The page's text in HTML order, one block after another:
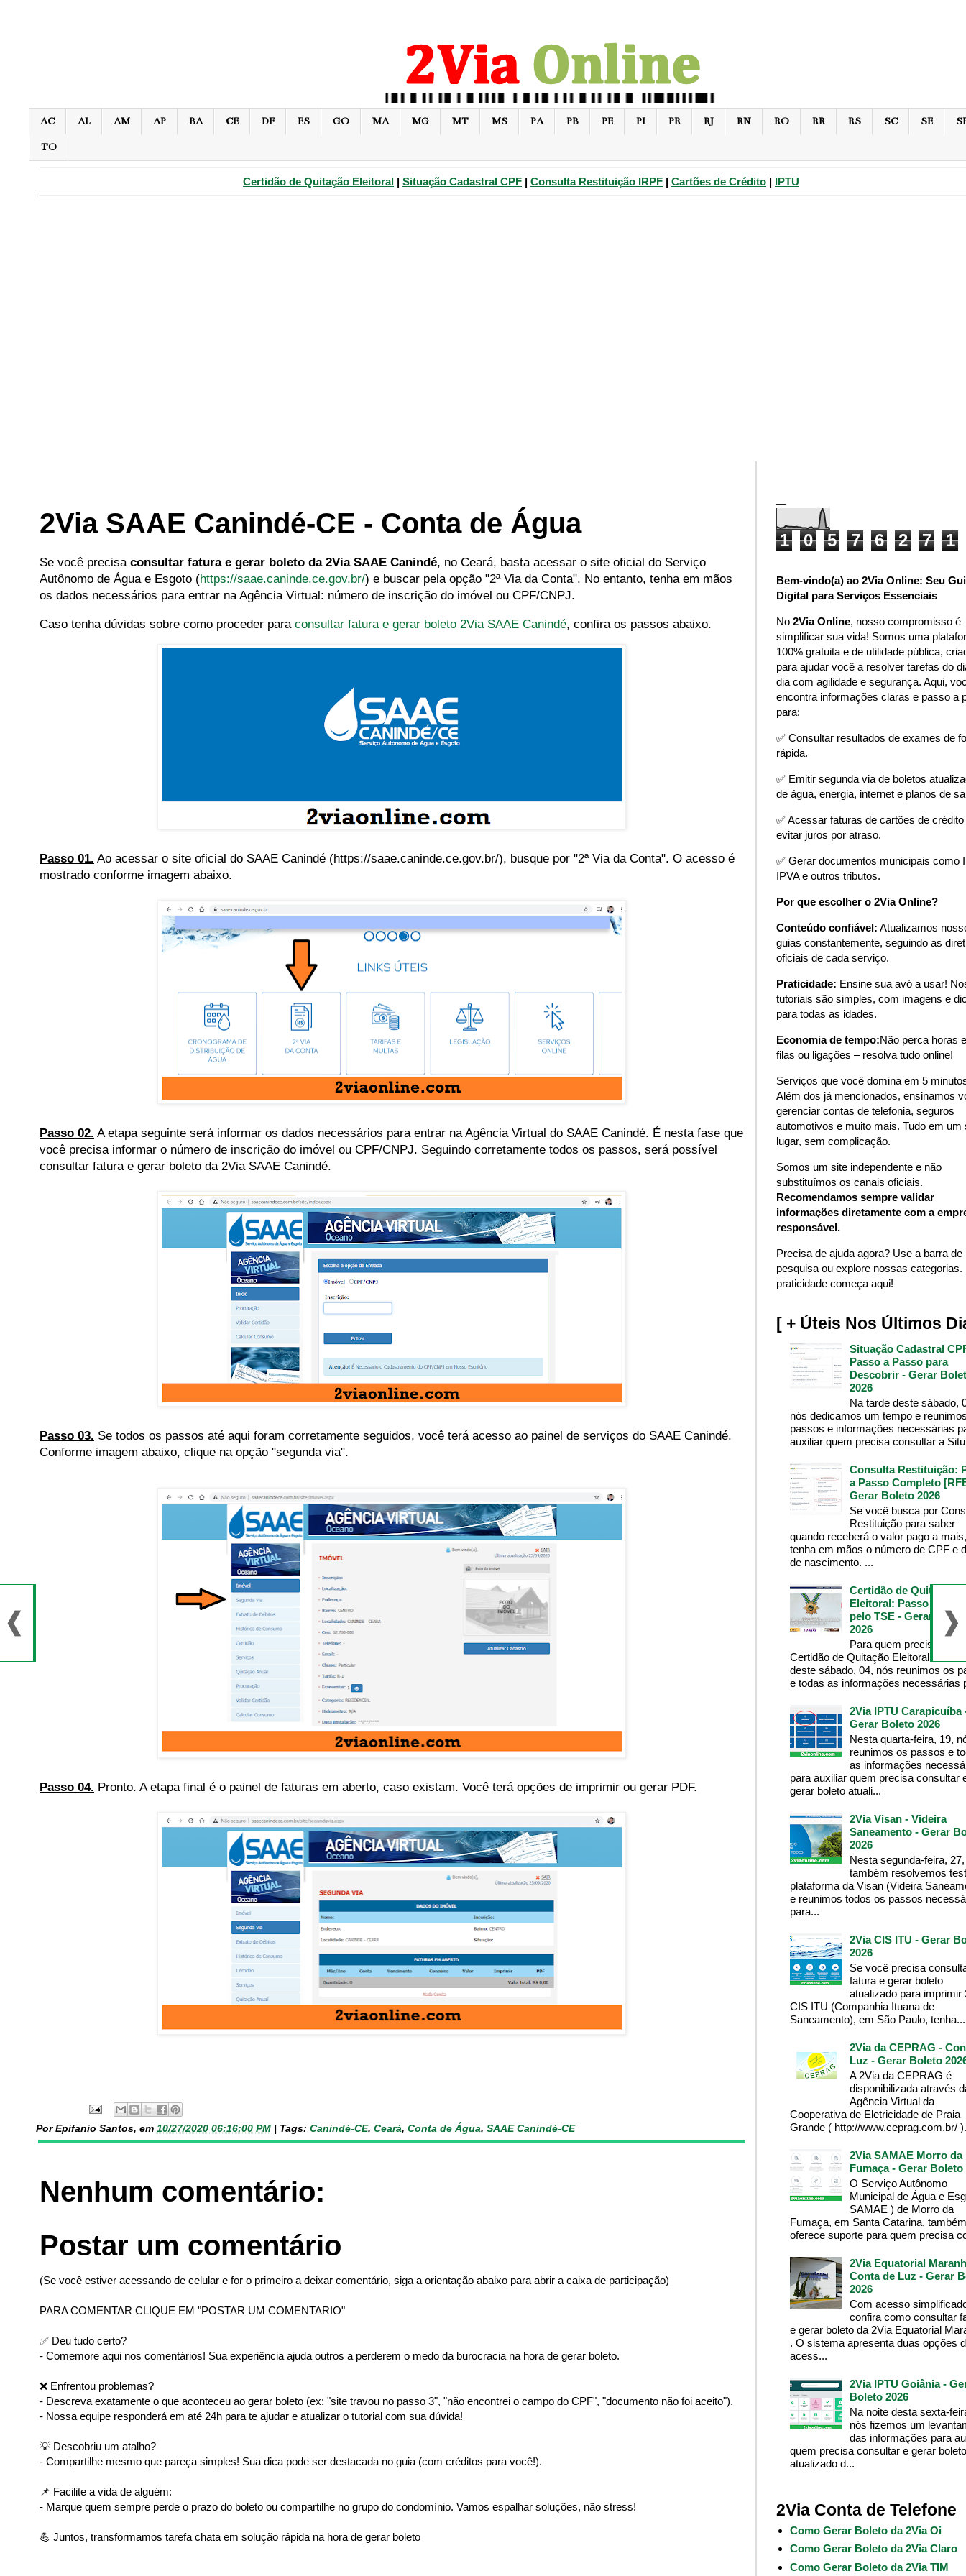
AC AL AM AP BA CE DF ES GO MA MG MT MS PA PB PE PI PR RJ RN RO RR RS SC SE
TO
Certidão de Quitação Eleitoral | Situação Cadastral CPF | Consulta Restituição IRPF | Cartões de Crédito | IPTU
2Via SAAE Canindé-CE - Conta de Água
Se você precisa consultar fatura e gerar boleto da 2Via SAAE Canindé, no Ceará, basta acessar o site oficial do Serviço
Autônomo de Água e Esgoto (https://saae.caninde.ce.gov.br/) e buscar pela opção "2ª Via da Conta". No entanto, tenha em mãos
os dados necessários para entrar na Agência Virtual: número de inscrição do imóvel ou CPF/CNPJ.
Caso tenha dúvidas sobre como proceder para consultar fatura e gerar boleto 2Via SAAE Canindé, confira os passos abaixo.
Passo 01. Ao acessar o site oficial do SAAE Canindé (https://saae.caninde.ce.gov.br/), busque por "2ª Via da Conta". O acesso é
mostrado conforme imagem abaixo.
Passo 02. A etapa seguinte será informar os dados necessários para entrar na Agência Virtual do SAAE Canindé. É nesta fase que
você precisa informar o número de inscrição do imóvel ou CPF/CNPJ. Seguindo corretamente todos os passos, será possível
consultar fatura e gerar boleto da 2Via SAAE Canindé.
Passo 03. Se todos os passos até aqui foram corretamente seguidos, você terá acesso ao painel de serviços do SAAE Canindé.
Conforme imagem abaixo, clique na opção "segunda via".
Passo 04. Pronto. A etapa final é o painel de faturas em aberto, caso existam. Você terá opções de imprimir ou gerar PDF.
Por Epifanio Santos, em 10/27/2020 06:16:00 PM | Tags: Canindé-CE, Ceará, Conta de Água, SAAE Canindé-CE
Nenhum comentário:
Postar um comentário
(Se você estiver acessando de celular e for o primeiro a deixar comentário, siga a orientação abaixo para abrir a caixa de participação)
PARA COMENTAR CLIQUE EM "POSTAR UM COMENTARIO"
✅ Deu tudo certo?
- Comemore aqui nos comentários! Sua experiência ajuda outros a perderem o medo da burocracia na hora de gerar boleto.
❌ Enfrentou problemas?
- Descreva exatamente o que aconteceu ao gerar boleto (ex: "site travou no passo 3", "não encontrei o campo do CPF", "documento não foi aceito").
- Nossa equipe responderá em até 24h para te ajudar e atualizar o tutorial com sua dúvida!
💡 Descobriu um atalho?
- Compartilhe mesmo que pareça simples! Sua dica pode ser destacada no guia (com créditos para você!).
📌 Facilite a vida de alguém:
- Marque quem sempre perde o prazo do boleto ou compartilhe no grupo do condomínio. Vamos espalhar soluções, não stress!
💪 Juntos, transformamos tarefa chata em solução rápida na hora de gerar boleto
1 0 5 7 6 2 7 1
Bem-vindo(a) ao 2Via Online: Seu
Digital para Serviços Essenciais
No 2Via Online, nosso compromisso é
simplificar sua vida! Somos uma
100% gratuita e de utilidade pública,
para ajudar você a resolver tarefas do
dia com agilidade e segurança. Aqui,
encontra informações claras e passo a
para:
✅ Consultar resultados de exames de
rápida.
✅ Emitir segunda via de boletos
de água, energia, internet e planos de
✅ Acessar faturas de cartões de crédito
evitar juros por atraso.
✅ Gerar documentos municipais como
IPVA e outros tributos.
Por que escolher o 2Via Online?
Conteúdo confiável: Atualizamos
guias constantemente, seguindo as
oficiais de cada serviço.
Praticidade: Ensine sua avó a usar!
tutoriais são simples, com imagens e
para todas as idades.
Economia de tempo:Não perca horas
filas ou ligações – resolva tudo online!
Serviços que você domina em 5
Além dos já mencionados, ensinamos
gerenciar contas de telefonia, seguros
automotivos e muito mais. Tudo em um
lugar, sem complicação.
Somos um site independente e não
substituímos os canais oficiais.
Recomendamos sempre validar
informações diretamente com a
responsável.
Precisa de ajuda agora? Use a barra de
pesquisa ou explore nossas categorias.
praticidade começa aqui!
[ + Úteis Nos Últimos
Situação Cadastral
Passo a Passo para
Descobrir - Gerar
2026
Na tarde deste sábado,
nós dedicamos um tempo e
passos e informações necessárias
auxiliar quem precisa consultar a
Consulta Restituição:
a Passo Completo
Gerar Boleto 2026
Se você busca por
Restituição para saber
quando receberá o valor pago a mais,
tenha em mãos o número de CPF e
de nascimento. ...
Certidão de Quitação
Eleitoral: Passo a
pelo TSE - Gerar
2026
Para quem precisa da
Certidão de Quitação Eleitoral , na
deste sábado, 04, nós reunimos os
e todas as informações necessárias
2Via IPTU Carapicuíba
Gerar Boleto 2026
Nesta quarta-feira, 19,
reunimos os passos e
as informações
para auxiliar quem precisa consultar
gerar boleto atuali...
2Via Visan - Videira
Saneamento - Gerar
2026
Nesta segunda-feira,
também resolvemos
plataforma da Visan (Videira
e reunimos todos os passos
para...
2Via CIS ITU - Gerar
2026
Se você precisa
fatura e gerar boleto
atualizado para imprimir
CIS ITU (Companhia Ituana de
Saneamento), em São Paulo, tenha...
2Via da CEPRAG -
Luz - Gerar Boleto
A 2Via da CEPRAG é
disponibilizada através
Agência Virtual da
Cooperativa de Eletricidade de Praia
Grande ( http://www.ceprag.com.br/
2Via SAMAE Morro da
Fumaça - Gerar Boleto
O Serviço Autônomo
Municipal de Água e
SAMAE ) de Morro da
Fumaça, em Santa Catarina, também
oferece suporte para quem precisa
2Via Equatorial
Conta de Luz - Gerar
2026
Com acesso
confira como consultar
e gerar boleto da 2Via Equatorial
. O sistema apresenta duas opções
acess...
2Via IPTU Goiânia -
Boleto 2026
Na noite desta sexta-
nós fizemos um
das informações para
quem precisa consultar e gerar boleto
atualizado d...
2Via Conta de Telefone
Como Gerar Boleto da 2Via Oi
Como Gerar Boleto da 2Via Claro
Como Gerar Boleto da 2Via TIM